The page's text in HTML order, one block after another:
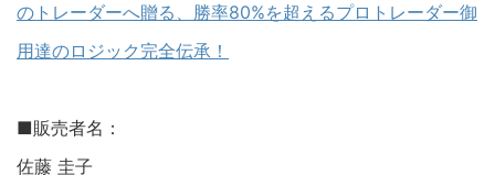
のトレーダーへ贈る、勝率80%を超えるプロトレーダー御
用達のロジック完全伝承！
■販売者名：
佐藤 圭子